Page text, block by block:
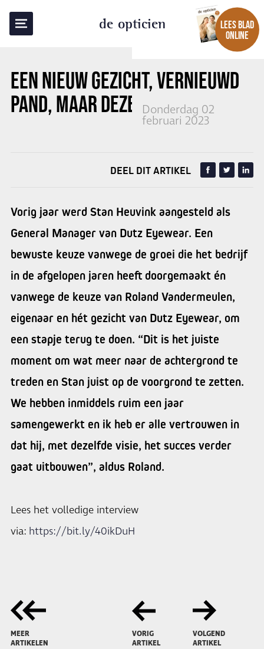
de opticien
LEES BLAD
ONLINE
EEN NIEUW GEZICHT, VERNIEUWD
PAND, MAAR DEZELFDE VISIE
Donderdag 02
februari 2023
TERUG NAAR OVERZICHT
DEEL DIT ARTIKEL
Vorig jaar werd Stan Heuvink aangesteld als
General Manager van Dutz Eyewear. Een
bewuste keuze vanwege de groei die het bedrijf
in de afgelopen jaren heeft doorgemaakt én
vanwege de keuze van Roland Vandermeulen,
eigenaar en hét gezicht van Dutz Eyewear, om
een stapje terug te doen. “Dit is het juiste
moment om wat meer naar de achtergrond te
treden en Stan juist op de voorgrond te zetten.
We hebben inmiddels ruim een jaar
samengewerkt en ik heb er alle vertrouwen in
dat hij, met dezelfde visie, het succes verder
gaat uitbouwen”, aldus Roland.
Lees het volledige interview
via: https://bit.ly/40ikDuH
MEER
ARTIKELEN
VORIG
ARTIKEL
VOLGEND
ARTIKEL